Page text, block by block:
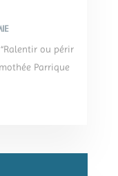
ou périr
Parrique